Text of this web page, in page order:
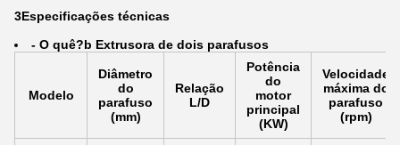
3Especificações técnicas
- O quê?b Extrusora de dois parafusos
Modelo
Diâmetro
do
parafuso
(mm)
Relação
L/D
Potência
do
motor
principal
(KW)
Velocidade
máxima do
parafuso
(rpm)